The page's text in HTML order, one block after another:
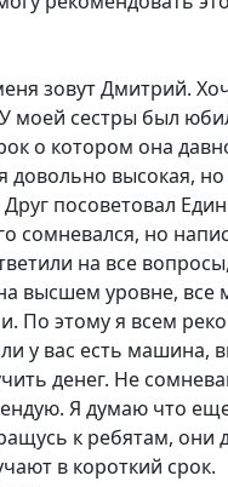
зовут Дмитрий.
моей сестры был
о котором она
довольно высокая,
Друг посоветовал
сомневался, но
на все
высшем уровне, все
По этому я всем
у вас есть машина,
денег. Не
Я думаю что
к ребятам, они
в короткий срок.